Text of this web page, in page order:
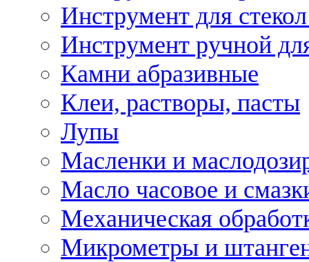
Инструмент для
Инструмент ручной
Камни абразивные
Клеи, растворы, пасты
Лупы
Масленки и
Масло часовое и
Механическая
Микрометры и